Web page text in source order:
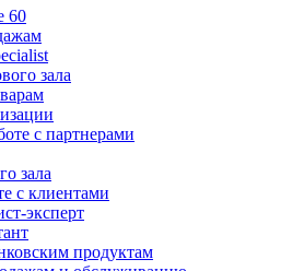
60
зала
с партнерами
зала
с клиентами
эксперт
продуктам